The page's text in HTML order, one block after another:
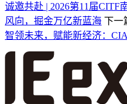
诚邀共赴 | 2026第11届CITF
风向，掘金万亿新蓝海 下一
智领未来，赋能新经济：